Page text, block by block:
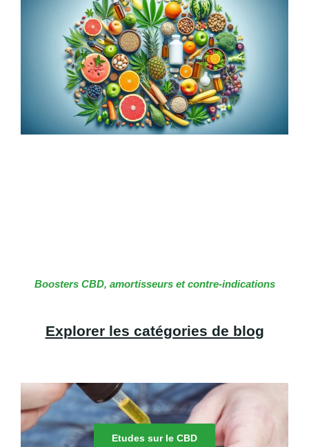
Boosters CBD, amortisseurs et contre-indications
Explorer les catégories de blog
Etudes sur le CBD